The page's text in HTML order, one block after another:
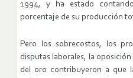
1994, y ha estado
porcentaje de su producción
Pero los sobrecostos, los
disputas laborales, la
del oro contribuyeron a que